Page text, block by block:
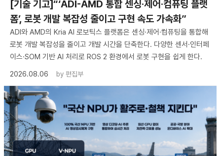
[기술 기고]“‘ADI-AMD 통합 센싱·제어·컴퓨팅 플랫
폼’, 로봇 개발 복잡성 줄이고 구현 속도 가속화”
ADI와 AMD의 Kria AI 로보틱스 플랫폼은 센싱·제어·컴퓨팅을 통합해
로봇 개발 복잡성을 줄이고 개발 시간을 단축한다. 다양한 센서·인터페
이스·SOM 기반 AI 처리로 ROS 2 환경에서 로봇 구현을 쉽게 한다.
2026.08.06
by 편집부